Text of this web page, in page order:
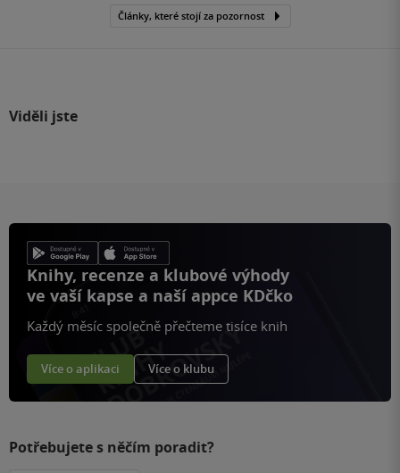
Články, které stojí za pozornost
Viděli jste
Knihy, recenze a klubové výhody
ve vaší kapse a naší appce KDčko
Každý měsíc společně přečteme tisíce knih
Více o aplikaci Více o klubu
Potřebujete s něčím poradit?